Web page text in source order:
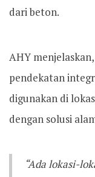
dari beton.
AHY
pendekatan
digunakan di
dengan solusi
“Ada lokasi-